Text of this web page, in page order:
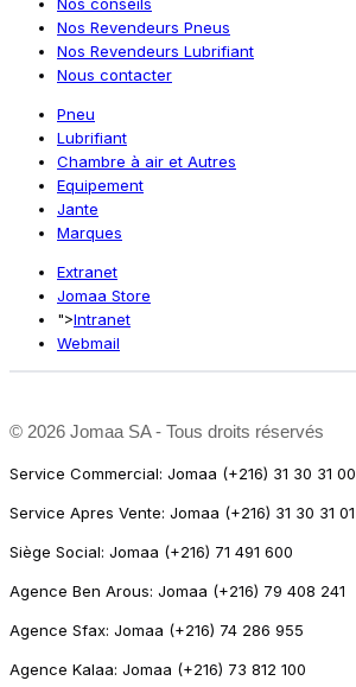
Nos Revendeurs Pneus
Nos Revendeurs Lubrifiant
Nous contacter
Pneu
Lubrifiant
Chambre à air et Autres
Equipement
Jante
Marques
Extranet
Jomaa Store
">Intranet
Webmail
© 2026 Jomaa SA - Tous droits réservés
Service Commercial: Jomaa (+216) 31 30 31 00
Service Apres Vente: Jomaa (+216) 31 30 31 01
Siège Social: Jomaa (+216) 71 491 600
Agence Ben Arous: Jomaa (+216) 79 408 241
Agence Sfax: Jomaa (+216) 74 286 955
Agence Kalaa: Jomaa (+216) 73 812 100